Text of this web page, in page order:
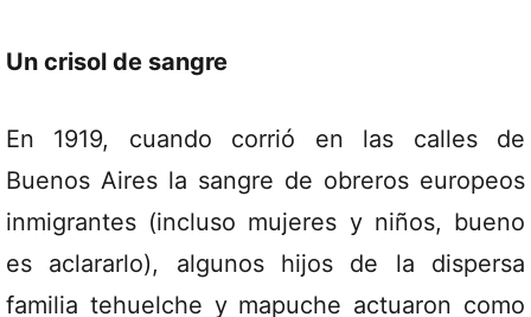
Un crisol de sangre
En 1919, cuando corrió en las calles de
Buenos Aires la sangre de obreros europeos
inmigrantes (incluso mujeres y niños, bueno
es aclararlo), algunos hijos de la dispersa
familia tehuelche y mapuche actuaron como